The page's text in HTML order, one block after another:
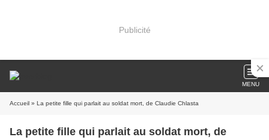
Publicité
MENU
Accueil » La petite fille qui parlait au soldat mort, de Claudie Chlasta
La petite fille qui parlait au soldat mort, de